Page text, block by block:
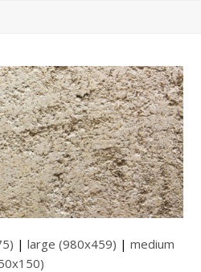
|large (980x459) |medium